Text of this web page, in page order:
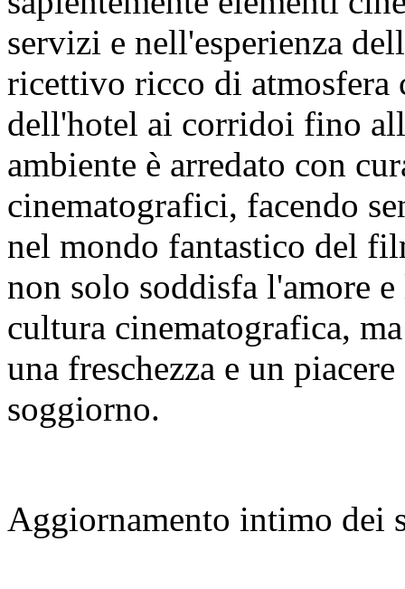
servizi e nell'esperienza
ricettivo ricco di atmosfera
dell'hotel ai corridoi fino
ambiente è arredato con
cinematografici, facendo
nel mondo fantastico del
non solo soddisfa l'amore
cultura cinematografica,
una freschezza e un
soggiorno.
Aggiornamento intimo dei